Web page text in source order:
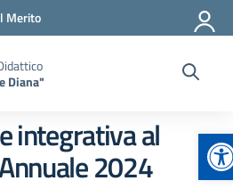
Merito
Diana"
integrativa al
2024